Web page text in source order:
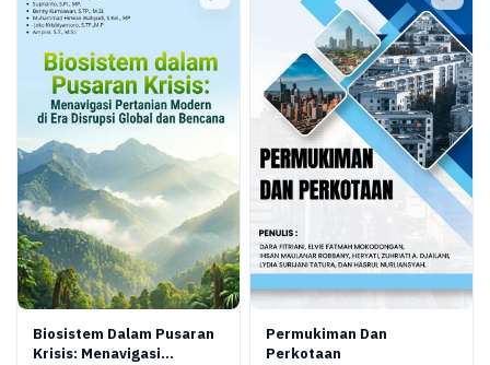
Biosistem Dalam Pusaran
Krisis: Menavigasi
Permukiman Dan
Perkotaan